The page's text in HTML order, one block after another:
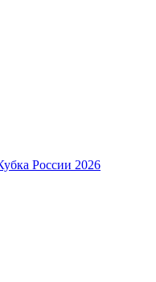
России 2026